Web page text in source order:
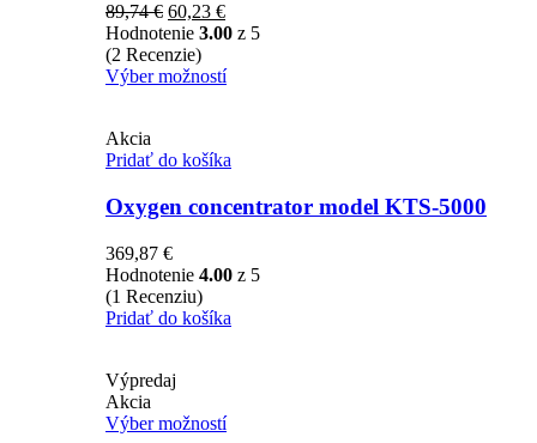
89,74€ 60,23 €
Hodnotenie 3.00 z 5
(2 Recenzie)
Výber možností
Akcia
Pridať do košíka
Oxygen concentrator model KTS-5000
369,87 €
Hodnotenie 4.00 z 5
(1 Recenziu)
Pridať do košíka
Výpredaj
Akcia
Výber možností